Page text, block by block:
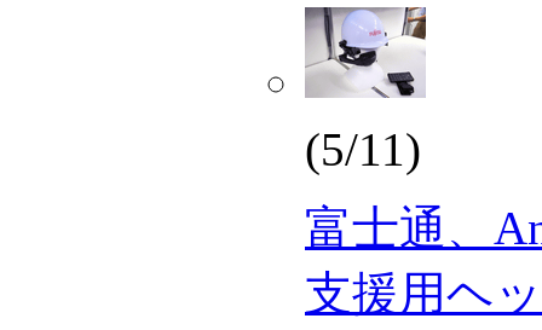
(5/11)
富士通、
支援用ヘ